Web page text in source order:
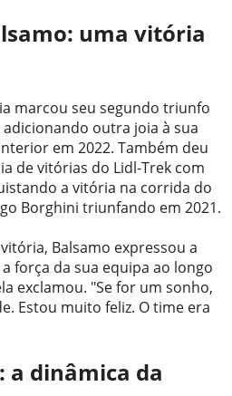
uma vitória
marcou seu segundo triunfo
outra joia à sua
em 2022. Também deu
de vitórias do Lidl-Trek com
a vitória na corrida do
Borghini triunfando em 2021.
Balsamo expressou a
força da sua equipa ao longo
exclamou. "Se for um sonho,
Estou muito feliz. O time era
a dinâmica da